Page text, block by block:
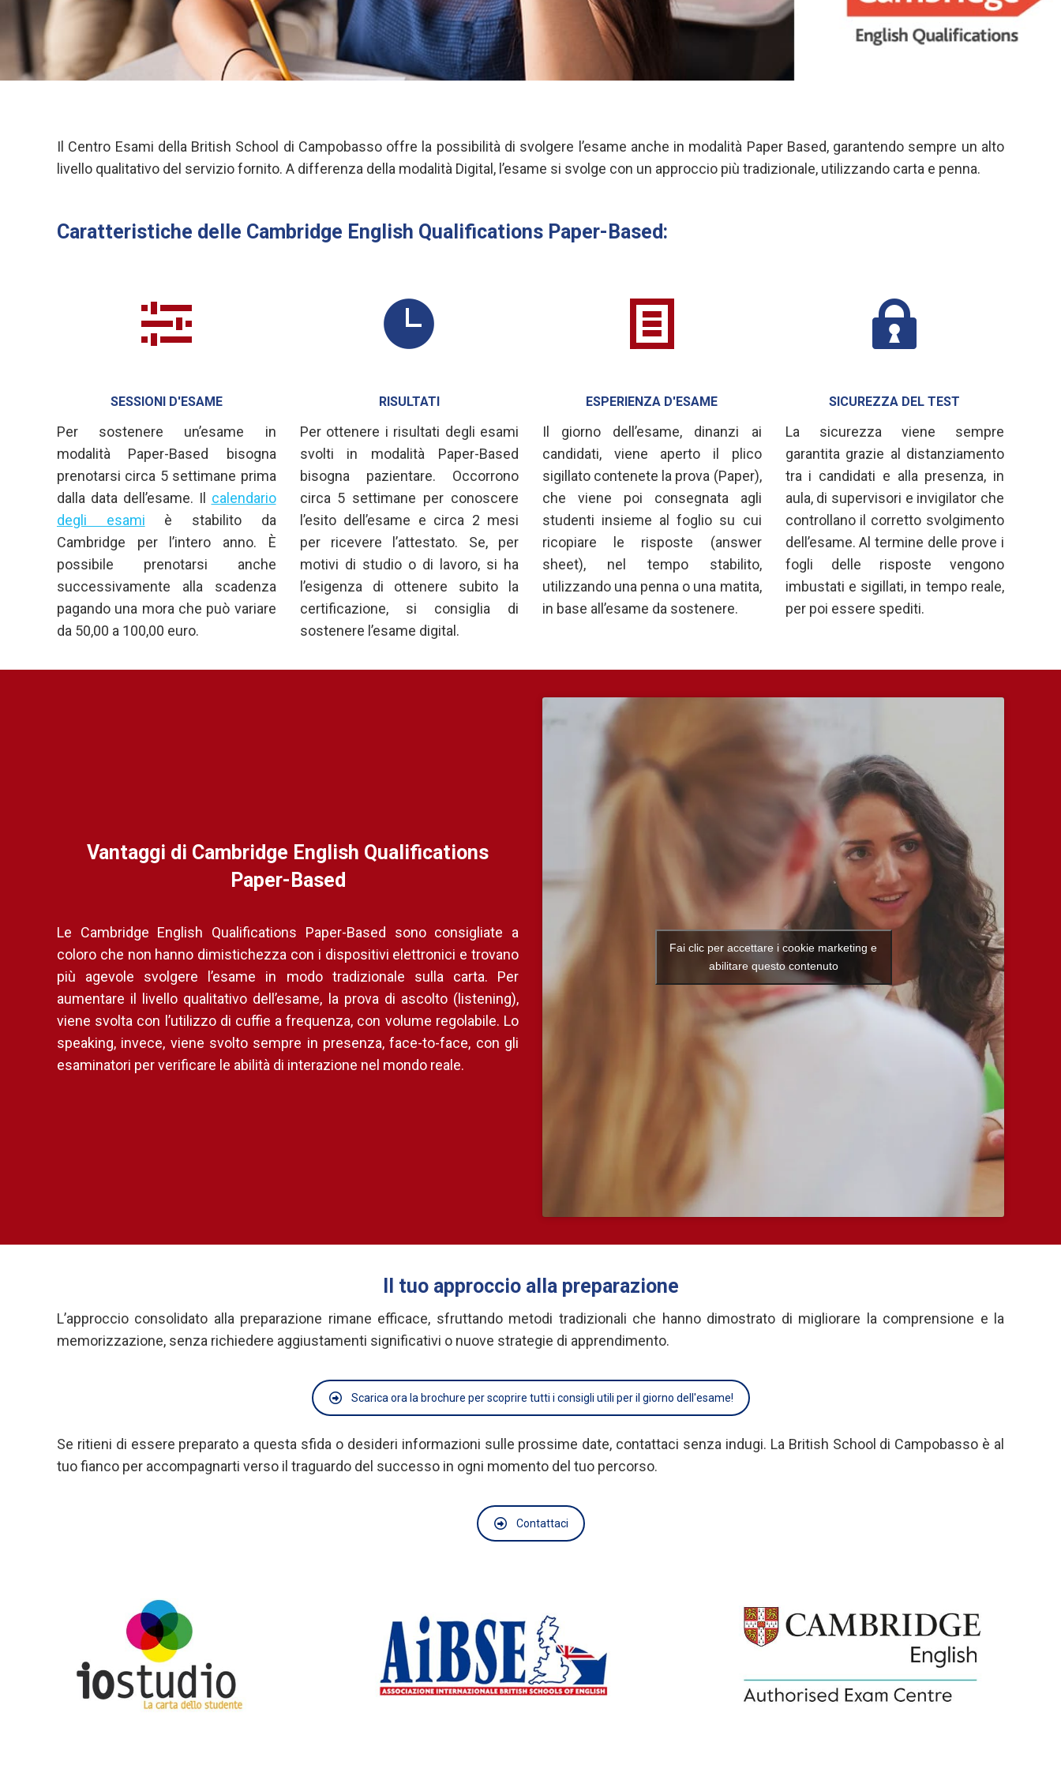
Il Centro Esami della British School di Campobasso offre la possibilità di svolgere l’esame anche in modalità Paper Based, garantendo sempre un alto
livello qualitativo del servizio fornito. A differenza della modalità Digital, l’esame si svolge con un approccio più tradizionale, utilizzando carta e penna.
Caratteristiche delle Cambridge English Qualifications Paper-Based:
SESSIONI D'ESAME
Per sostenere un’esame in
modalità Paper-Based bisogna
prenotarsi circa 5 settimane prima
dalla data dell’esame. Il calendario
degli esami è stabilito da
Cambridge per l’intero anno. È
possibile prenotarsi anche
successivamente alla scadenza
pagando una mora che può variare
da 50,00 a 100,00 euro.
RISULTATI
Per ottenere i risultati degli esami
svolti in modalità Paper-Based
bisogna pazientare. Occorrono
circa 5 settimane per conoscere
l’esito dell’esame e circa 2 mesi
per ricevere l’attestato. Se, per
motivi di studio o di lavoro, si ha
l’esigenza di ottenere subito la
certificazione, si consiglia di
sostenere l’esame digital.
ESPERIENZA D'ESAME
Il giorno dell’esame, dinanzi ai
candidati, viene aperto il plico
sigillato contenete la prova (Paper),
che viene poi consegnata agli
studenti insieme al foglio su cui
ricopiare le risposte (answer
sheet), nel tempo stabilito,
utilizzando una penna o una matita,
in base all’esame da sostenere.
SICUREZZA DEL TEST
La sicurezza viene sempre
garantita grazie al distanziamento
tra i candidati e alla presenza, in
aula, di supervisori e invigilator che
controllano il corretto svolgimento
dell’esame. Al termine delle prove i
fogli delle risposte vengono
imbustati e sigillati, in tempo reale,
per poi essere spediti.
Vantaggi di Cambridge English Qualifications
Paper-Based
Le Cambridge English Qualifications Paper-Based sono consigliate a
coloro che non hanno dimistichezza con i dispositivi elettronici e trovano
più agevole svolgere l’esame in modo tradizionale sulla carta. Per
aumentare il livello qualitativo dell’esame, la prova di ascolto (listening),
viene svolta con l’utilizzo di cuffie a frequenza, con volume regolabile. Lo
speaking, invece, viene svolto sempre in presenza, face-to-face, con gli
esaminatori per verificare le abilità di interazione nel mondo reale.
Fai clic per accettare i cookie marketing e
abilitare questo contenuto
Il tuo approccio alla preparazione
L’approccio consolidato alla preparazione rimane efficace, sfruttando metodi tradizionali che hanno dimostrato di migliorare la comprensione e la
memorizzazione, senza richiedere aggiustamenti significativi o nuove strategie di apprendimento.
Scarica ora la brochure per scoprire tutti i consigli utili per il giorno dell'esame!
Se ritieni di essere preparato a questa sfida o desideri informazioni sulle prossime date, contattaci senza indugi. La British School di Campobasso è al
tuo fianco per accompagnarti verso il traguardo del successo in ogni momento del tuo percorso.
Contattaci